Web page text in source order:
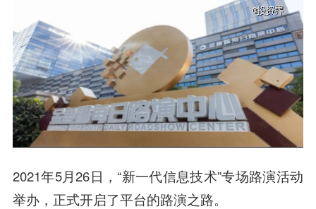
2021年5月26日，“新一代信息技术”专场路演活动
举办，正式开启了平台的路演之路。